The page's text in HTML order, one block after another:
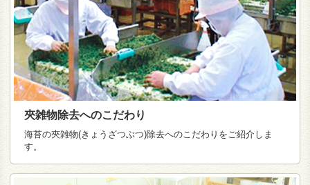
夾雑物除去へのこだわり
海苔の夾雑物(きょうざつぶつ)除去へのこだわりをご紹介しま
す。